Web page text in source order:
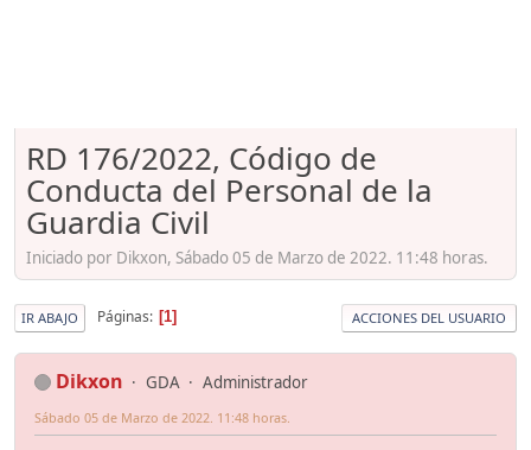
RD 176/2022, Código de
Conducta del Personal de la
Guardia Civil
Iniciado por Dikxon, Sábado 05 de Marzo de 2022. 11:48 horas.
IR ABAJO Páginas 1 ACCIONES DEL USUARIO
Dikxon GDA Administrador
Sábado 05 de Marzo de 2022. 11:48 horas.